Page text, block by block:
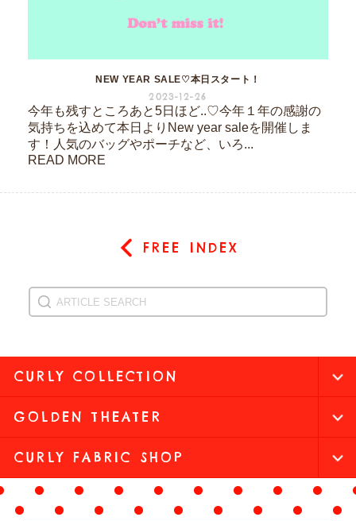
NEW YEAR SALE♡本日スタート！
2023-12-26
今年も残すところあと5日ほど..♡今年１年の感謝の
気持ちを込めて本日よりNew year saleを開催しま
す！人気のバッグやポーチなど、いろ...
READ MORE
FREE INDEX
CURLY COLLECTION
GOLDEN THEATER
CURLY FABRIC SHOP